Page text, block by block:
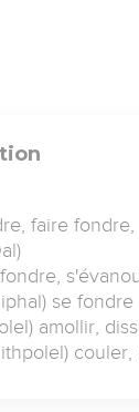
faire
fondre,
se fondre
amollir,